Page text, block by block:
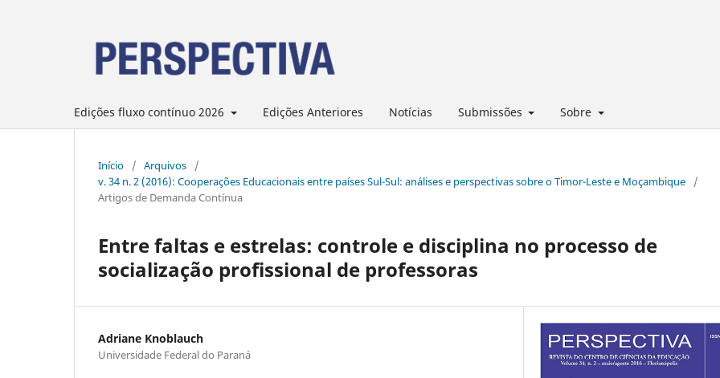
Edições fluxo contínuo 2026 Edições Anteriores Notícias Submissões Sobre
Início / Arquivos
/
v. 34 n. 2 (2016): Cooperações Educacionais entre países Sul-Sul: análises e perspectivas sobre o Timor-Leste e Moçambique
/
Artigos de Demanda Contínua
Entre faltas e estrelas: controle e disciplina no processo de
socialização profissional de professoras
Adriane Knoblauch
Universidade Federal do Paraná